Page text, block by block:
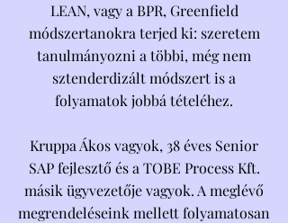
LEAN, vagy a BPR, Greenfield
módszertanokra terjed ki: szeretem
tanulmányozni a többi, még nem
sztenderdizált módszert is a
folyamatok jobbá tételéhez.
Kruppa Ákos vagyok, 38 éves Senior
SAP fejlesztő és a TOBE Process Kft.
másik ügyvezetője vagyok. A meglévő
megrendeléseink mellett folyamatosan